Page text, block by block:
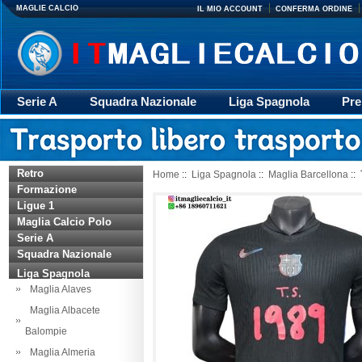
MAGLIE CALCIO IL MIO ACCOUNT CONFERMA ORDINE
Serie A Squadra Nazionale Liga Spagnola
Giacca
Rugby trasporto Retro
Retro
Formazione
Ligue 1
Maglia Calcio Polo
Serie A
Squadra Nazionale
Liga Spagnola
Maglia Alaves
Maglia Albacete
Balompie
Maglia Almeria
Home :: Liga Spagnola :: Maglia Barcellona ::